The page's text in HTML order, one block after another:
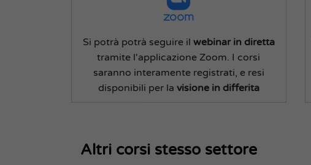
Si potrà potrà seguire il webinar in diretta
tramite l'applicazione Zoom. I corsi
saranno interamente registrati, e resi
disponibili per la visione in differita
Altri corsi stesso settore